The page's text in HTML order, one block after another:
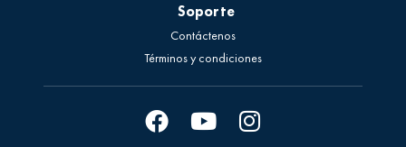
Soporte
Contáctenos
Términos y condiciones